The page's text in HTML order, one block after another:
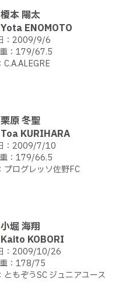
榎本 陽太
Yota ENOMOTO
2009/9/6
179/67.5
C.A.ALEGRE
栗原 冬聖
Toa KURIHARA
2009/7/10
179/66.5
プログレッソ佐野FC
小堀 海翔
Kaito KOBORI
2009/10/26
178/75
ともぞうSC ジュニアユース